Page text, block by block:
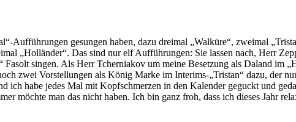
Aufführungen ge­sun­gen ha­ben, dazu drei­mal „Wal­kü­re“, zwei­mal
„Hol­län­der“. Das sind nur elf Auf­füh­run­gen: Sie las­sen nach, Herr
sin­gen. Als Herr Tcher­nia­kov um mei­ne Be­set­zung als Da­land im
zwei Vor­stel­lun­gen als Kö­nig Mar­ke im Interims-„Tristan“ dazu, der
habe je­des Mal mit Kopf­schmer­zen in den Ka­len­der ge­guckt und
möch­te man das nicht ha­ben. Ich bin ganz froh, dass ich die­ses Jahr